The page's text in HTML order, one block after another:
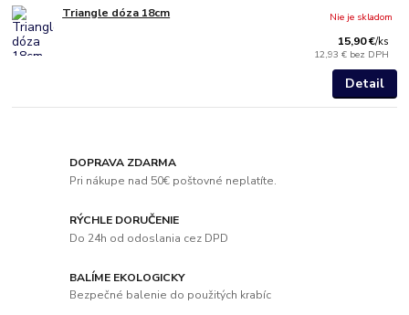
Triangle dóza 18cm
15,90 €/ks
12,93 € bez DPH
Nie je skladom
Detail
DOPRAVA ZDARMA
Pri nákupe nad 50€ poštovné neplatíte.
RÝCHLE DORUČENIE
Do 24h od odoslania cez DPD
BALÍME EKOLOGICKY
Bezpečné balenie do použitých krabíc